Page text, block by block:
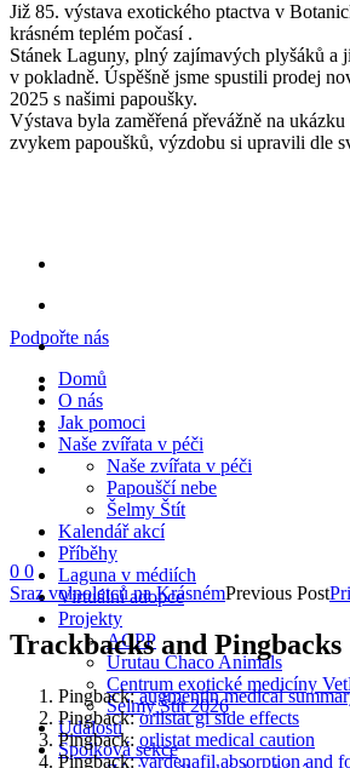
Podpořte nás
Domů
O nás
Jak pomoci
Naše zvířata v péči
Naše zvířata v péči
Papouščí nebe
Šelmy Štít
Kalendář akcí
Příběhy
Laguna v médiích
Virtuální adopce
Projekty
ACPP
Urutau Chaco Animals
Centrum exotické medicíny
Šelmy Štít 2026
Události
Spolková sekce
Již 85. výstava exotického ptactva v
krásném teplém počasí .
Stánek Laguny, plný zajímavých plyšáků a
v pokladně. Úspěšně jsme spustili prodej
2025 s našimi papoušky.
Výstava byla zaměřená převážně na
zvykem papoušků, výzdobu si upravili dle
0 0
Sraz volnoletců na KrásnémPrevious Post
Trackbacks and Pingbacks
Pingback:augmentin medical
Pingback:orlistat gi side effects
Pingback: orlistat medical caution
Pingback:vardenafil absorption and